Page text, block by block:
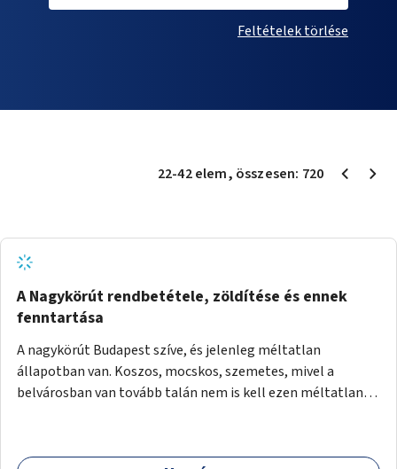
Feltételek törlése
22-42elem, összesen: 720
A Nagykörút rendbetétele, zöldítése és ennek
fenntartása
A nagykörút Budapest szíve, és jelenleg méltatlan
állapotban van. Koszos, mocskos, szemetes, mivel a
belvárosban van tovább talán nem is kell ezen méltatlan,
tisztán tartásával, és nagy szükség lenne megfelelő